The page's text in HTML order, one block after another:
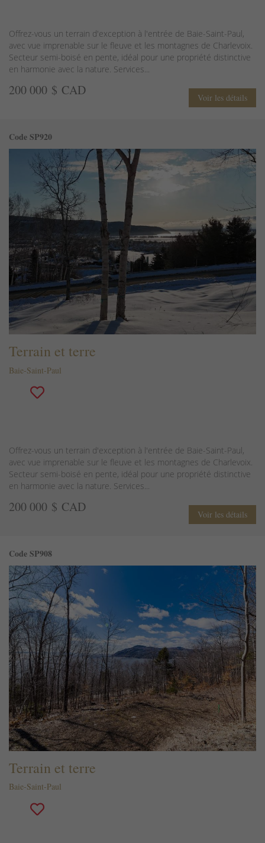
Offrez-vous un terrain d'exception à l'entrée de Baie-Saint-Paul,
avec vue imprenable sur le fleuve et les montagnes de Charlevoix.
Secteur semi-boisé en pente, idéal pour une propriété distinctive
en harmonie avec la nature. Services...
200 000 $ CAD Voir les détails
Code SP920
Terrain et terre
Baie-Saint-Paul
Offrez-vous un terrain d'exception à l'entrée de Baie-Saint-Paul,
avec vue imprenable sur le fleuve et les montagnes de Charlevoix.
Secteur semi-boisé en pente, idéal pour une propriété distinctive
en harmonie avec la nature. Services...
200 000 $ CAD Voir les détails
Code SP908
Terrain et terre
Baie-Saint-Paul